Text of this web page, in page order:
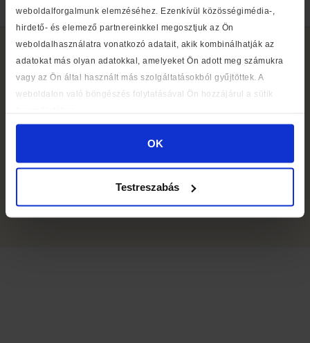
weboldalforgalmunk elemzéséhez. Ezenkívül közösségimédia-,
hirdető- és elemező partnereinkkel megosztjuk az Ön
weboldalhasználatra vonatkozó adatait, akik kombinálhatják az
adatokat más olyan adatokkal, amelyeket Ön adott meg számukra
vagy az Ön által használt más szolgáltatásokból gyűjtöttek. A
weboldalon való böngészés folytatásával Ön hozzájárul a sütik
OK
Testreszabás
Bookline Top50 – Szeptember
© 2026Libri Bookline Zrt.